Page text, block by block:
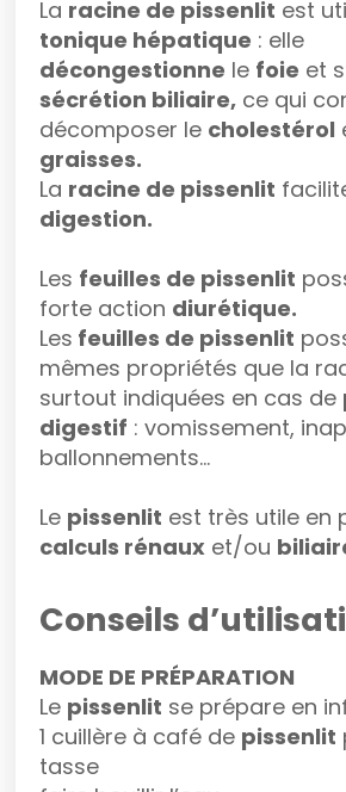
La racine de pissenlit est
tonique hépatique : elle
décongestionne le foie et
sécrétion biliaire, ce qui
décomposer le cholestérol
graisses.
La racine de pissenlit
digestion.
Les feuilles de pissenlit
forte action diurétique.
Les feuilles de pissenlit
mêmes propriétés que la
surtout indiquées en cas de
digestif : vomissement,
ballonnements…
Le pissenlit est très utile en
calculs rénaux et/ou
Conseils
MODE DE PRÉPARATION
Le pissenlit se prépare en
1 cuillère à café de pissenlit
tasse